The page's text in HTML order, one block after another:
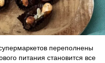
переполнены
питания становится все